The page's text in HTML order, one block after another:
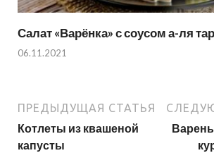
Салат «Варёнка» с соусом а-ля
06.11.2021
ПРЕДЫДУЩАЯ СТАТЬЯ
Котлеты из квашеной
капусты